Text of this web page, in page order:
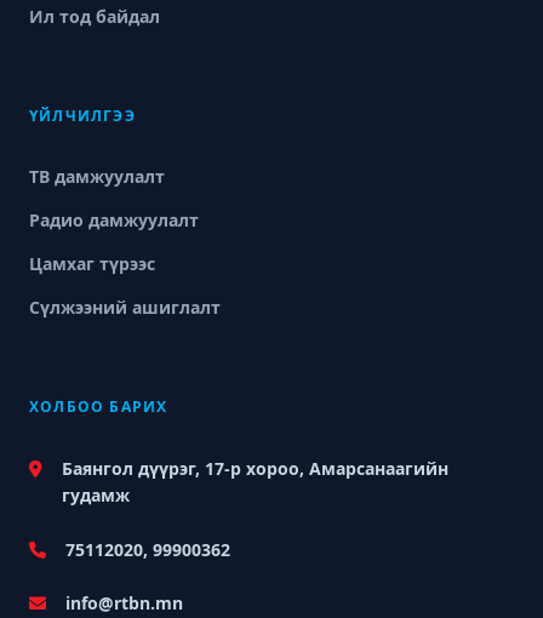
Ил тод байдал
ҮЙЛЧИЛГЭЭ
ТВ дамжуулалт
Радио дамжуулалт
Цамхаг түрээс
Сүлжээний ашиглалт
ХОЛБОО БАРИХ
Баянгол дүүрэг, 17-р хороо, Амарсанаагийн
гудамж
75112020, 99900362
info@rtbn.mn